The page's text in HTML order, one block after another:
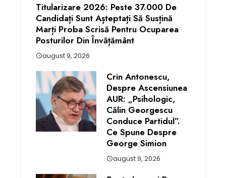
Titularizare 2026: Peste 37.000 De
Candidați Sunt Așteptați Să Susțină
Marți Proba Scrisă Pentru Ocuparea
Posturilor Din Învățământ
august 9, 2026
Crin Antonescu,
Despre Ascensiunea
AUR: „Psihologic,
Călin Georgescu
Conduce Partidul”.
Ce Spune Despre
George Simion
august 9, 2026